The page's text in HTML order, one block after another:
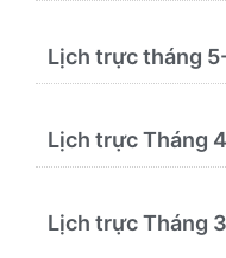
Lịch trực tháng
Lịch trực Tháng
Lịch trực Tháng